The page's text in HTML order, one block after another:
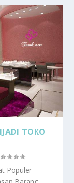
TOKO
Populer